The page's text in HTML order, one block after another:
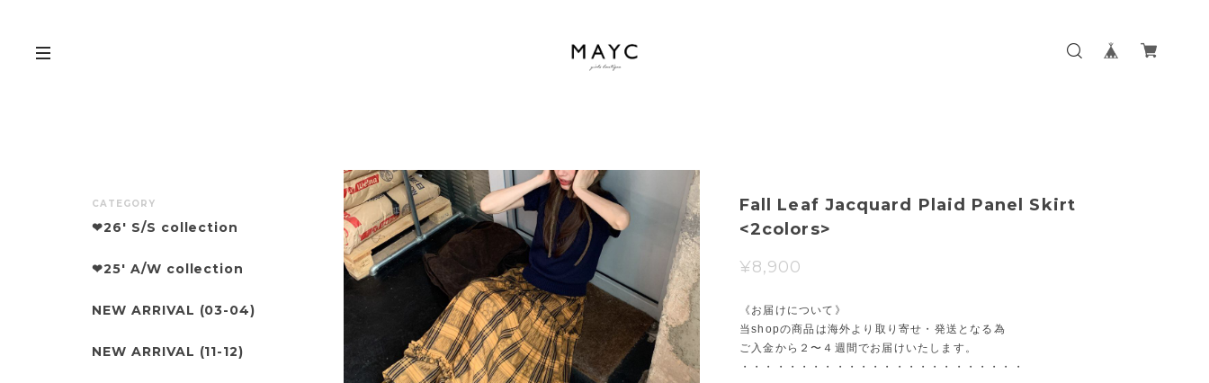
Fall Leaf Jacquard Plaid Panel Skirt
<2colors>
¥8,900
《お届けについて》
当shopの商品は海外より取り寄せ・発送となる為
ご入金から２〜４週間でお届けいたします。
・・・・・・・・・・・・・・・・・・・・・・・・
CATEGORY
❤︎26' S/S collection
❤︎25' A/W collection
NEW ARRIVAL (03-04)
NEW ARRIVAL (11-12)